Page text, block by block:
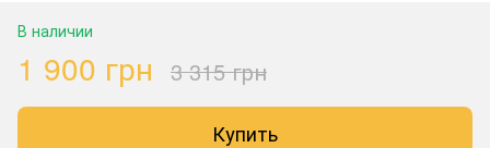
В наличии
1 900 грн 3 315 грн
Купить